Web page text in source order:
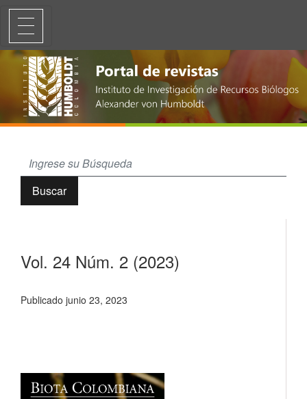
Vol. 24 Núm. 2 (2023)
Buscar
Vol. 24 Núm. 2 (2023)
Publicado junio 23, 2023